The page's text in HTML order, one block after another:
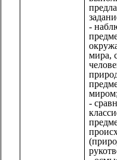
-
мира,
миром;
-